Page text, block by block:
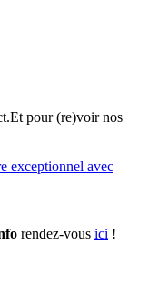
Et pour (re)voir nos
exceptionnel avec
rendez-vous ici !